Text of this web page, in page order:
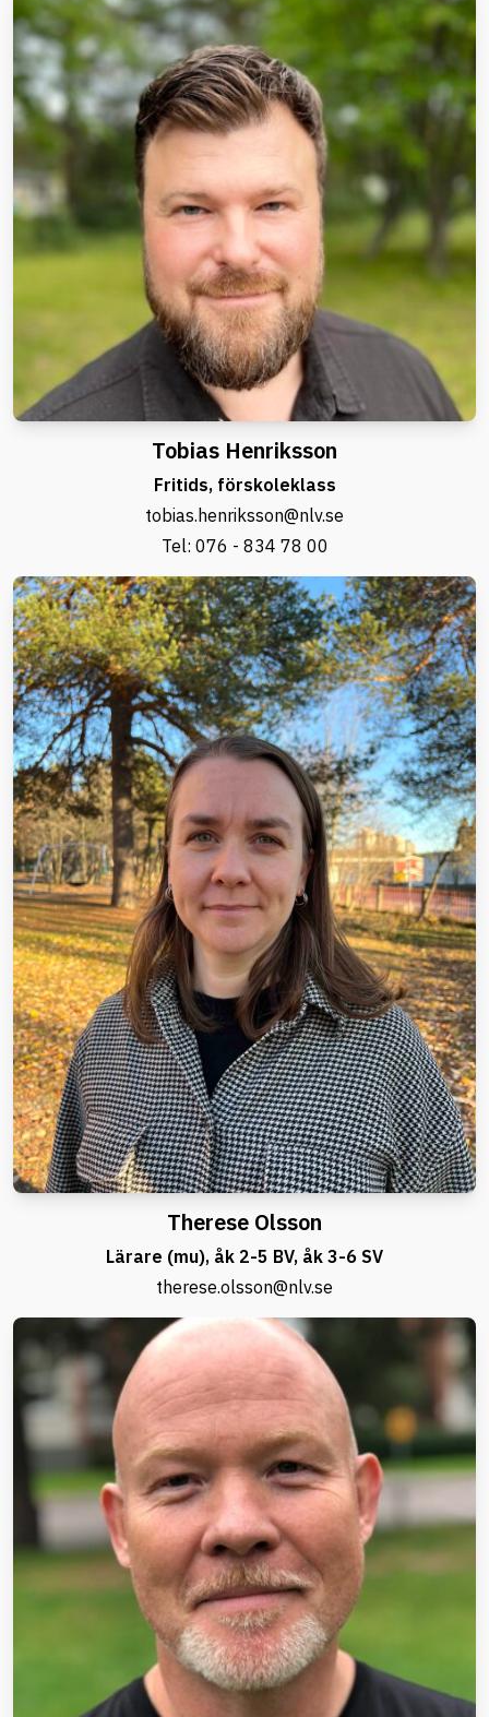
Tobias Henriksson
Fritids, förskoleklass
tobias.henriksson@nlv.se
Tel: 076 - 834 78 00
Therese Olsson
Lärare (mu), åk 2-5 BV, åk 3-6 SV
therese.olsson@nlv.se